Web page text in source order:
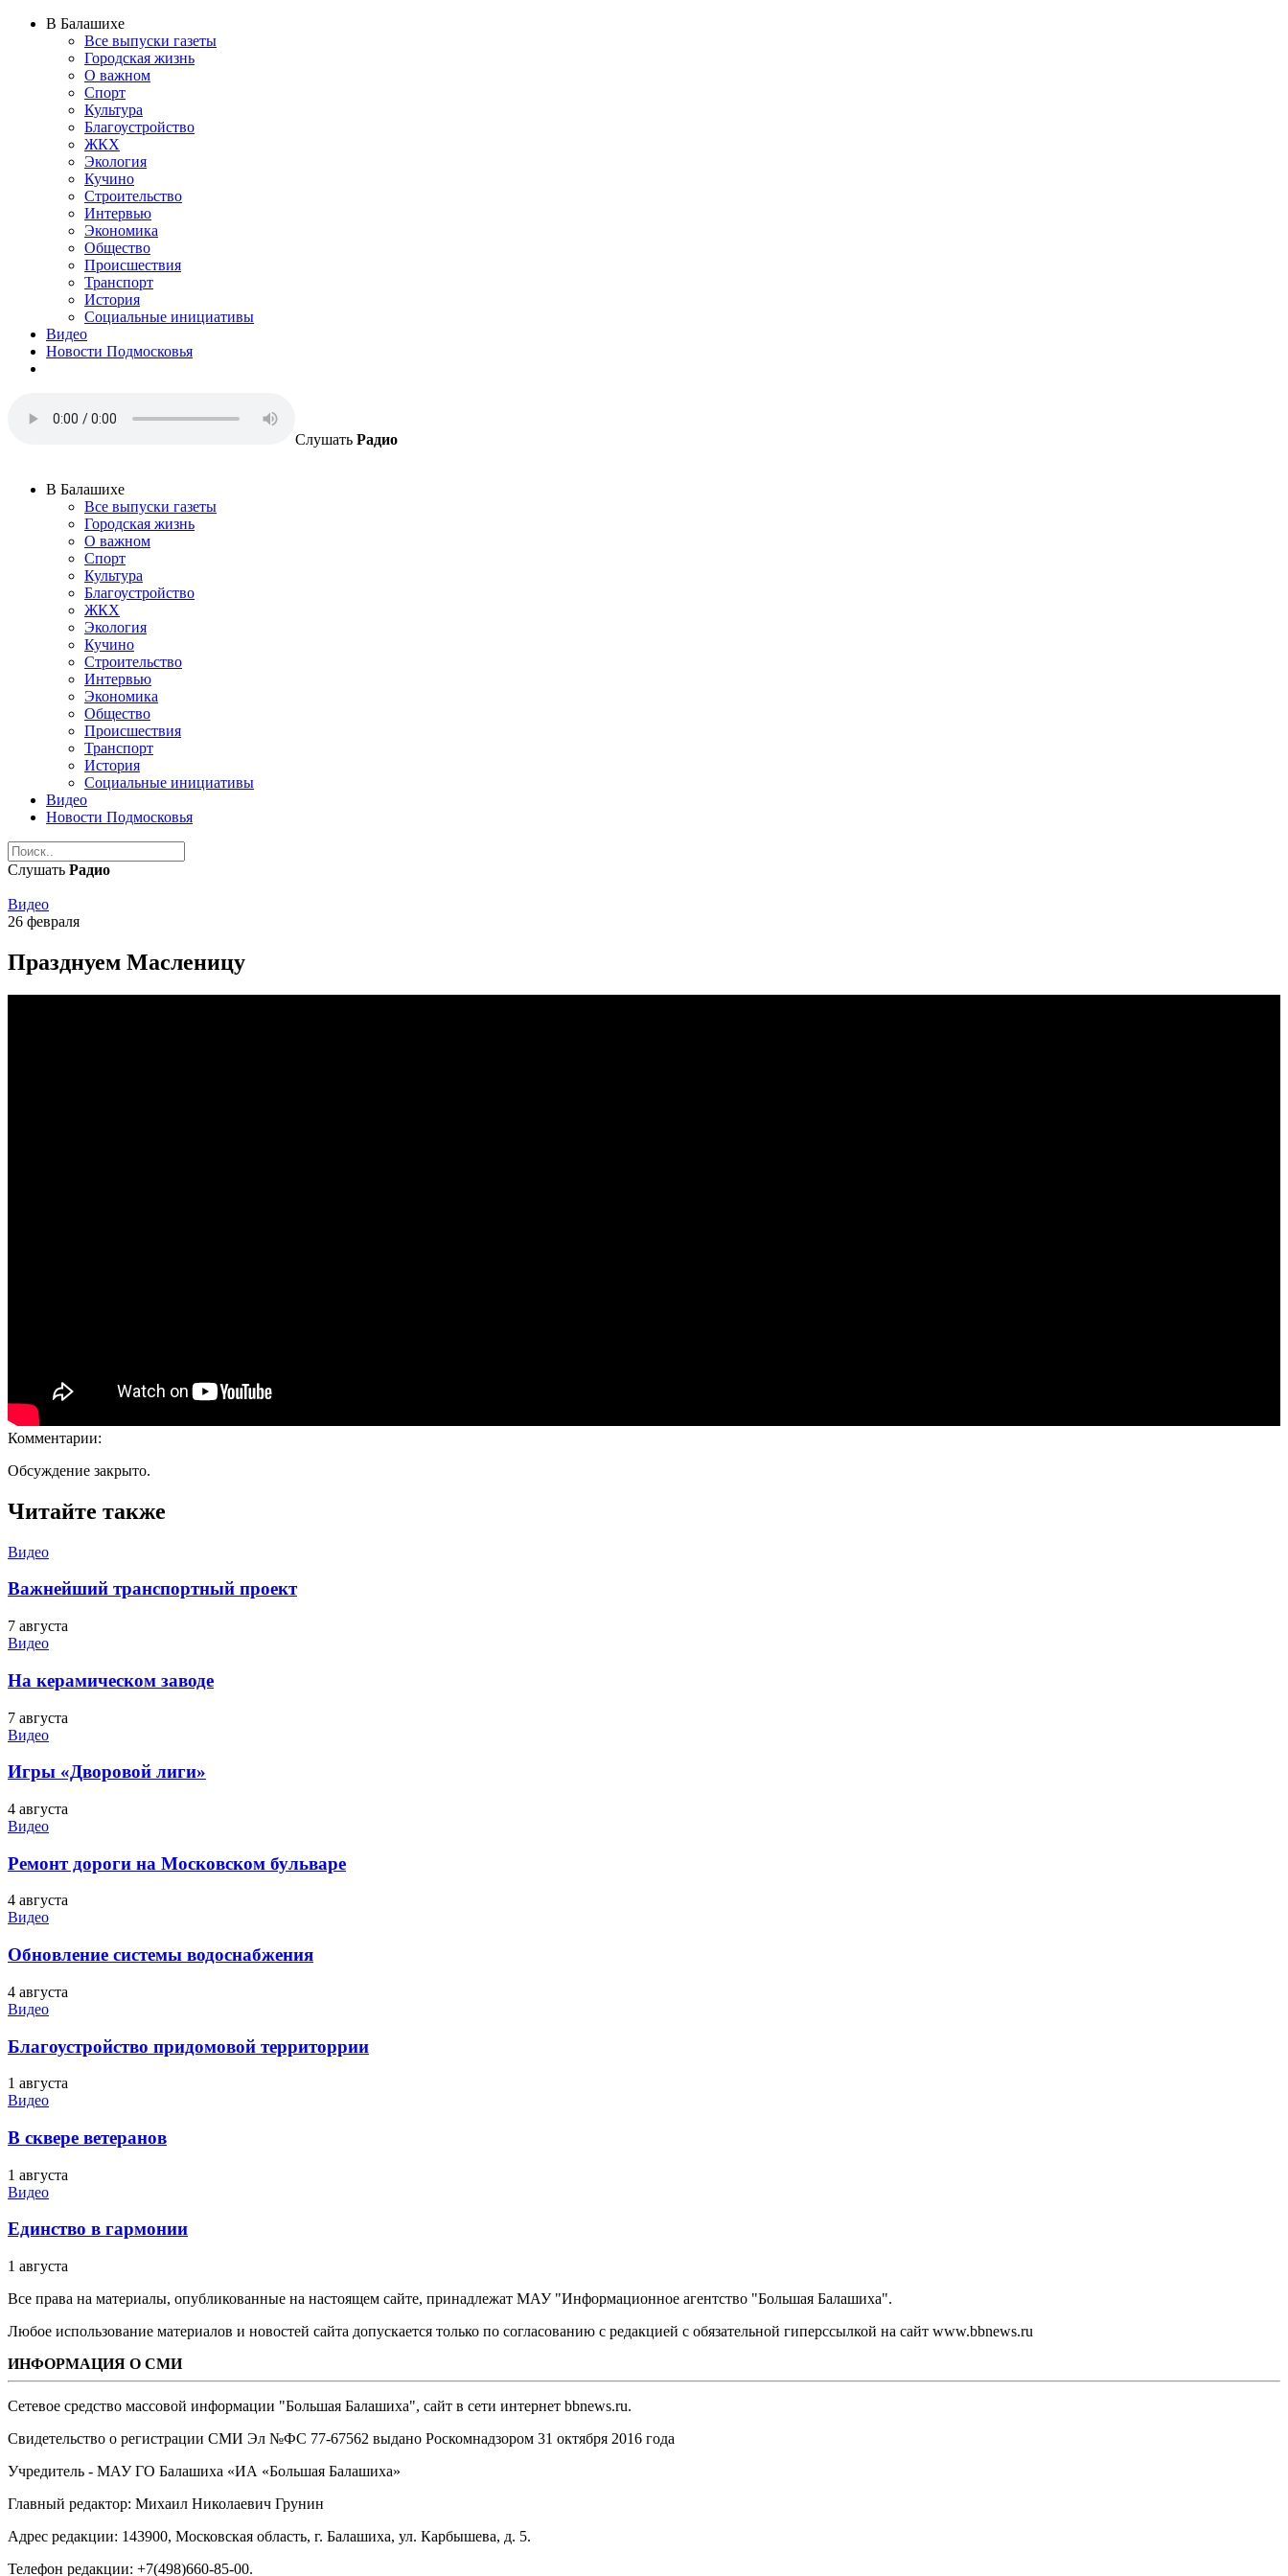
В Балашихе
Все выпуски газеты
Городская жизнь
О важном
Спорт
Культура
Благоустройство
ЖКХ
Экология
Кучино
Строительство
Интервью
Экономика
Общество
Происшествия
Транспорт
История
Социальные инициативы
Видео
Новости Подмосковья
Слушать Радио
В Балашихе
Все выпуски газеты
Городская жизнь
О важном
Спорт
Культура
Благоустройство
ЖКХ
Экология
Кучино
Строительство
Интервью
Экономика
Общество
Происшествия
Транспорт
История
Социальные инициативы
Видео
Новости Подмосковья
Слушать Радио
Видео
26 февраля
Празднуем Масленицу
Комментарии:
Обсуждение закрыто.
Читайте также
Видео
Важнейший транспортный проект
7 августа
Видео
На керамическом заводе
7 августа
Видео
Игры «Дворовой лиги»
4 августа
Видео
Ремонт дороги на Московском бульваре
4 августа
Видео
Обновление системы водоснабжения
4 августа
Видео
Благоустройство придомовой территоррии
1 августа
Видео
В сквере ветеранов
1 августа
Видео
Единство в гармонии
1 августа
Все права на материалы, опубликованные на настоящем сайте, принадлежат МАУ "Информационное агентство "Большая Балашиха".
Любое использование материалов и новостей сайта допускается только по согласованию с редакцией с обязательной гиперссылкой на сайт www.bbnews.ru
ИНФОРМАЦИЯ О СМИ
Сетевое средство массовой информации "Большая Балашиха", сайт в сети интернет bbnews.ru.
Свидетельство о регистрации СМИ Эл №ФС ‎77-67562 выдано Роскомнадзором 31 октября 2016 года
Учредитель - МАУ ГО Балашиха «ИА «Большая Балашиха»
Главный редактор: Михаил Николаевич Грунин
Адрес редакции: 143900, Московская область, г. Балашиха, ул. Карбышева, д. 5.
Телефон редакции: +7(498)660-85-00.